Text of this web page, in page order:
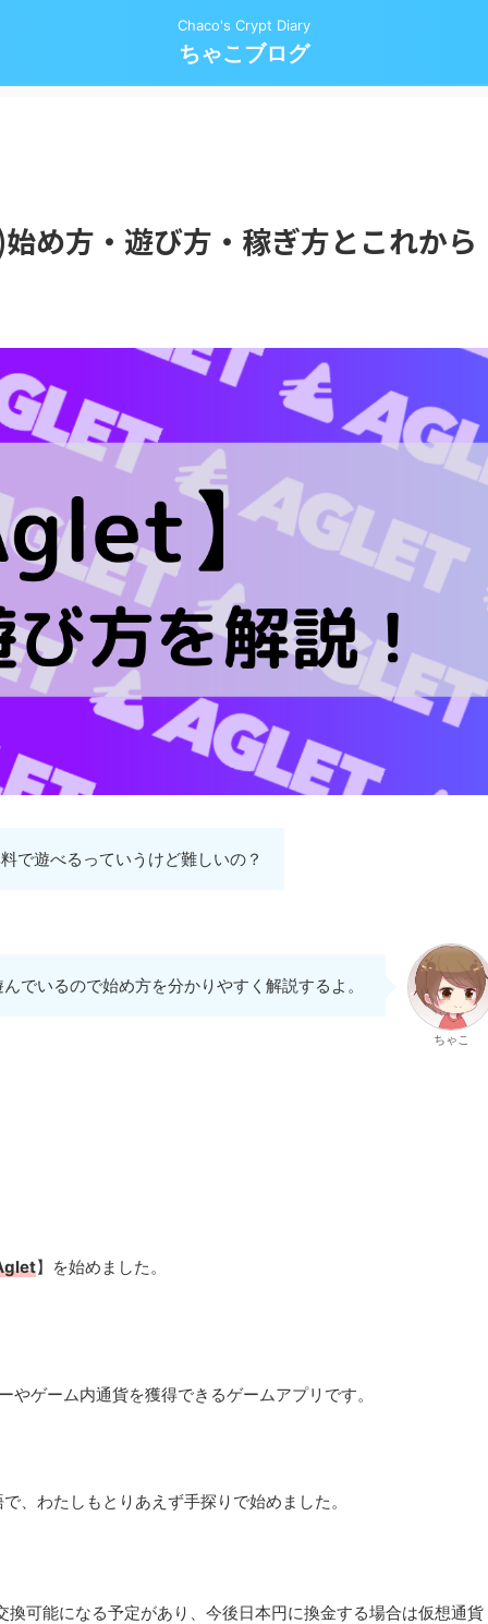
Chaco's Crypt Diary
ちゃこブログ
め方・遊び方・稼ぎ方とこれから
で遊べるっていうけど難しいの？
でいるので始め方を分かりやすく解説するよ。
ちゃこ
】を始めました。
ゲーム内通貨を獲得できるゲームアプリです。
、わたしもとりあえず手探りで始めました。
可能になる予定があり、今後日本円に換金する場合は仮想通貨